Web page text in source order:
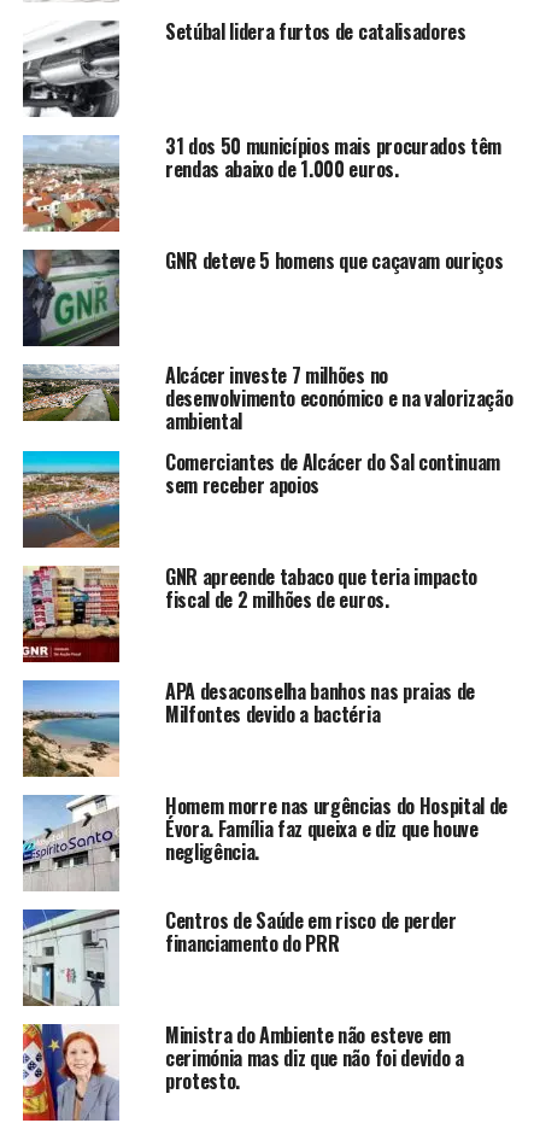
Setúbal lidera furtos de catalisadores
31 dos 50 municípios mais procurados têm
rendas abaixo de 1.000 euros.
GNR deteve 5 homens que caçavam ouriços
Alcácer investe 7 milhões no
desenvolvimento económico e na valorização
ambiental
Comerciantes de Alcácer do Sal continuam
sem receber apoios
GNR apreende tabaco que teria impacto
fiscal de 2 milhões de euros.
APA desaconselha banhos nas praias de
Milfontes devido a bactéria
Homem morre nas urgências do Hospital de
Évora. Família faz queixa e diz que houve
negligência.
Centros de Saúde em risco de perder
financiamento do PRR
Ministra do Ambiente não esteve em
cerimónia mas diz que não foi devido a
protesto.